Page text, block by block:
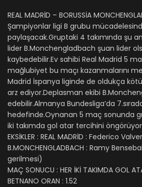
REAL MADRİD – BORUSSİA
Şampiyonlar ligi B grubu
paylaşacak.Gruptaki 4 takımında şu
lider B.Monchengladbach şuan lider
kaybedebilir.Ev sahibi Real Madrid 5
mağlubiyet bu maçı kazanmalarını
Madrid İspanya liginde de oldukça
arz ediyor.Deplasman ekibi
edebilir.Almanya Bundesliga’da
hedefinde.Oynanan 5 maç sonunda
iki takımda gol atar tercihini
EKSİKLER : REAL MADRİD : Federico
B.MONCHENGLADBACH : Ramy
gerilmesi)
MAÇ SONUCU : HER İKİ TAKIMDA GOL
BETNANO ORAN : 1.52